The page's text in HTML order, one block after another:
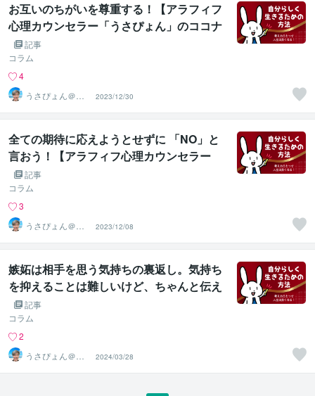
お互いのちがいを尊重する！【アラフィフ
心理カウンセラー「うさぴょん」のココナ
ラ電話相談】
記事
コラム
4
うさぴょん＠癒
し系アラフィフ
心寄り添い人
2023/12/30
全ての期待に応えようとせずに 「NO」と
言おう！【アラフィフ心理カウンセラー
「うさぴょん」のココナラ電話相談】
記事
コラム
3
うさぴょん＠癒
し系アラフィフ
心寄り添い人
2023/12/08
嫉妬は相手を思う気持ちの裏返し。気持ち
を抑えることは難しいけど、ちゃんと伝え
た方が良いこともある！【アラフィフ心理
カウンセラー「うさぴょん」のココナラ電
話相談
記事
コラム
2
うさぴょん＠癒
し系アラフィフ
心寄り添い人
2024/03/28